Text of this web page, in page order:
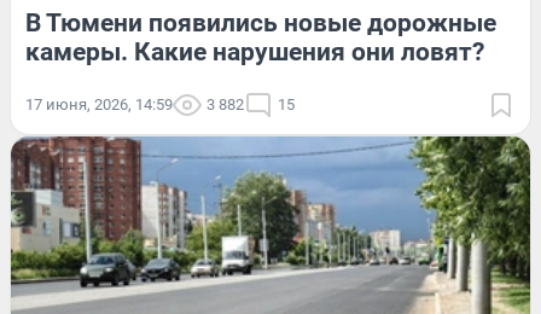
В Тюмени появились новые дорожные
камеры. Какие нарушения они ловят?
17 июня, 2026, 14:59 3 882 15